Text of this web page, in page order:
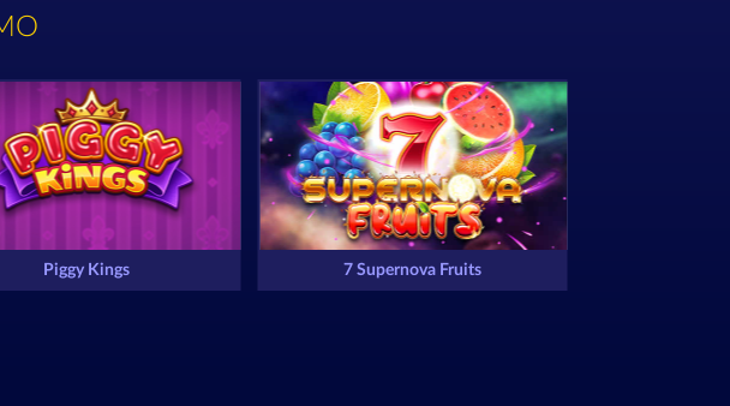
Piggy Kings 7 Supernova Fruits